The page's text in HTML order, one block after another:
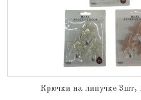
Крючки на липучке